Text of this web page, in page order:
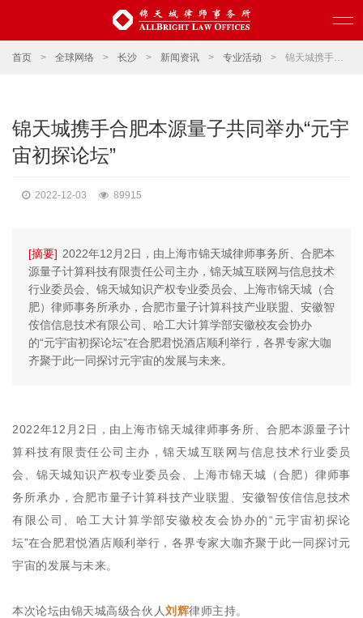
首页 > 全球网络 > 长沙 > 新闻资讯 > 专业活动 > 锦天城携手合肥本源量子共同举办“元宇宙初探论坛”
锦天城携手合肥本源量子共同举办“元宇
宙初探论坛”
2022-12-03 89915
[摘要] 2022年12月2日，由上海市锦天城律师事务所、合肥本
源量子计算科技有限责任公司主办，锦天城互联网与信息技术
行业委员会、锦天城知识产权专业委员会、上海市锦天城（合
肥）律师事务所承办，合肥市量子计算科技产业联盟、安徽智
侒信信息技术有限公司、哈工大计算学部安徽校友会协办
的“元宇宙初探论坛”在合肥君悦酒店顺利举行，各界专家大咖
齐聚于此一同探讨元宇宙的发展与未来。
2022年12月2日，由上海市锦天城律师事务所、合肥本源量子计
算科技有限责任公司主办，锦天城互联网与信息技术行业委员
会、锦天城知识产权专业委员会、上海市锦天城（合肥）律师事
务所承办，合肥市量子计算科技产业联盟、安徽智侒信信息技术
有限公司、哈工大计算学部安徽校友会协办的“元宇宙初探论
坛”在合肥君悦酒店顺利举行，各界专家大咖齐聚于此一同探讨元
宇宙的发展与未来。
本次论坛由锦天城高级合伙人刘辉律师主持。